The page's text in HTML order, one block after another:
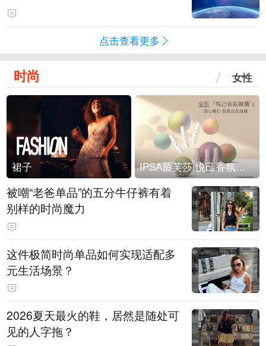
点击查看更多
时尚 女性
裙子 IPSA茵芙莎 悦己香氛凝露上市
被嘲“老爸单品”的五分牛仔裤有着
别样的时尚魔力
这件极简时尚单品如何实现适配多
元生活场景？
2026夏天最火的鞋，居然是随处可
见的人字拖？